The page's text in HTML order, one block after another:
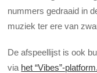
nummers gedraaid in
muziek ter ere van
De afspeellijst is ook
via het “Vibes”-platform.